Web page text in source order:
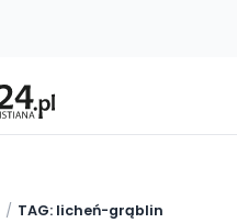
TAG: licheń-grąblin